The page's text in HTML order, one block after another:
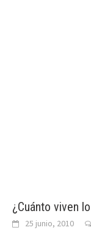
¿Cuánto viven
25 junio, 2010